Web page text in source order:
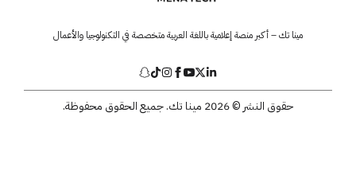
مينا تك – أكبر منصة إعلامية باللغة العربية متخصصة في التكنولوجيا والأعمال
حقوق النشر © 2026 مينا تك. جميع الحقوق محفوظة.